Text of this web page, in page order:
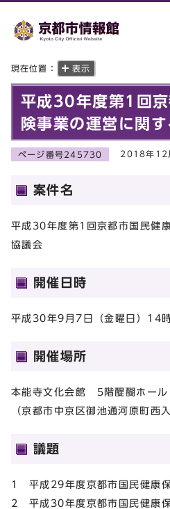
現在位置： 表示
平成30年度第1回
険事業の運営に関
ページ番号245730 2018年12
案件名
平成30年度第1回京都市国民健
協議会
開催日時
平成30年9月7日（金曜日）14
開催場所
本能寺文化会館 5階醍醐ホール
（京都市中京区御池通河原町西入
議題
1 平成29年度京都市国民健康
2 平成30年度京都市国民健康